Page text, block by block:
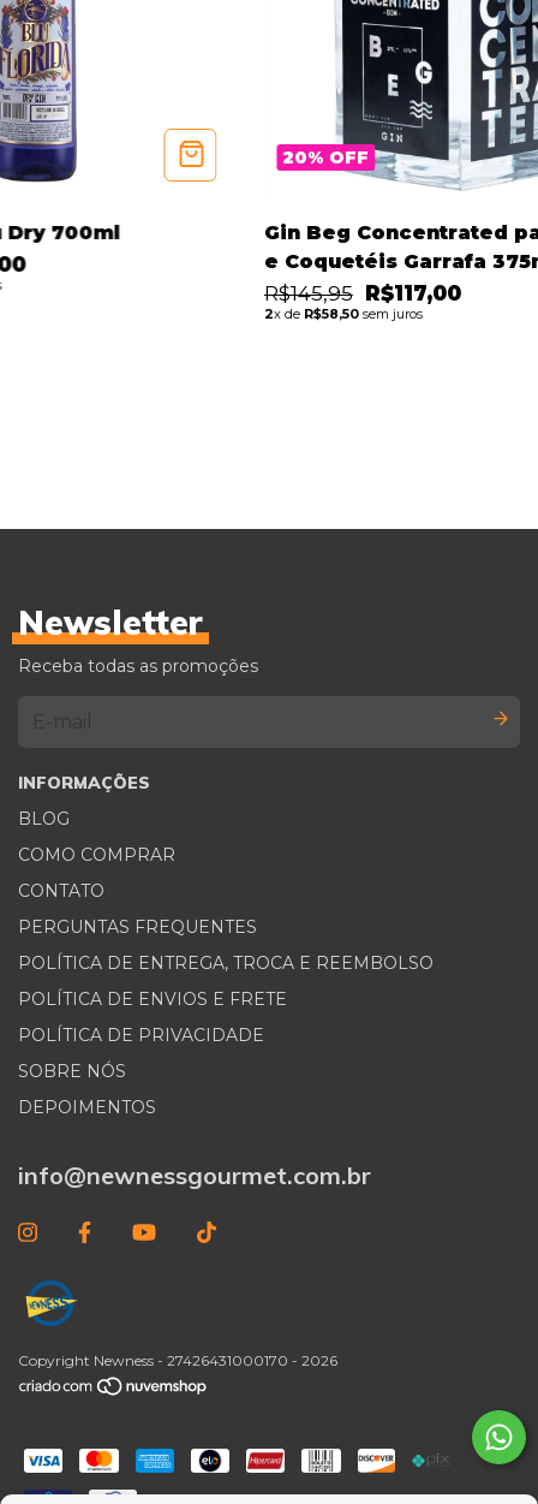
700ml
20% OFF
Gin Beg Concentrated
e Coquetéis Garrafa
R$145,95 R$117,00
2x de R$58,50 sem juros
Newsletter
Receba todas as promoções
INFORMAÇÕES
BLOG
COMO COMPRAR
CONTATO
PERGUNTAS FREQUENTES
POLÍTICA DE ENTREGA, TROCA E REEMBOLSO
POLÍTICA DE ENVIOS E FRETE
POLÍTICA DE PRIVACIDADE
SOBRE NÓS
DEPOIMENTOS
info@newnessgourmet.com.br
Copyright Newness - 27426431000170 - 2026